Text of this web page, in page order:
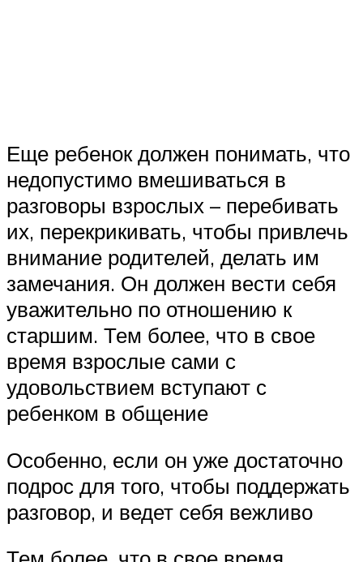
Еще ребенок должен понимать, что
недопустимо вмешиваться в
разговоры взрослых – перебивать
их, перекрикивать, чтобы привлечь
внимание родителей, делать им
замечания. Он должен вести себя
уважительно по отношению к
старшим. Тем более, что в свое
время взрослые сами с
удовольствием вступают с
ребенком в общение
Особенно, если он уже достаточно
подрос для того, чтобы поддержать
разговор, и ведет себя вежливо